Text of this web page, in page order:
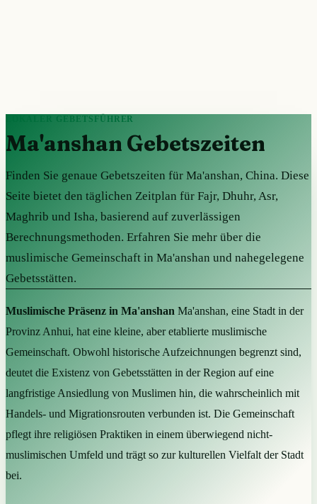
LOKALER GEBETSFÜHRER
Ma'anshan Gebetszeiten
Finden Sie genaue Gebetszeiten für Ma'anshan, China. Diese
Seite bietet den täglichen Zeitplan für Fajr, Dhuhr, Asr,
Maghrib und Isha, basierend auf zuverlässigen
Berechnungsmethoden. Erfahren Sie mehr über die
muslimische Gemeinschaft in Ma'anshan und nahegelegene
Gebetsstätten.
Muslimische Präsenz in Ma'anshan Ma'anshan, eine Stadt in der
Provinz Anhui, hat eine kleine, aber etablierte muslimische
Gemeinschaft. Obwohl historische Aufzeichnungen begrenzt sind,
deutet die Existenz von Gebetsstätten in der Region auf eine
langfristige Ansiedlung von Muslimen hin, die wahrscheinlich mit
Handels- und Migrationsrouten verbunden ist. Die Gemeinschaft
pflegt ihre religiösen Praktiken in einem überwiegend nicht-
muslimischen Umfeld und trägt so zur kulturellen Vielfalt der Stadt
bei.